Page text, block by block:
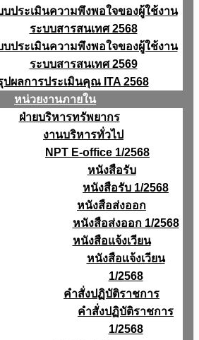
บประเมินความพึงพอใจของผู้ใช้งาน
ระบบสารสนเทศ 2568
บประเมินความพึงพอใจของผู้ใช้งาน
ระบบสารสนเทศ 2569
ปผลการประเมินคุณ ITA 2568
หน่วยงานภายใน
ฝ่ายบริหารทรัพยากร
งานบริหารทั่วไป
NPT E-office 1/2568
หนังสือรับ
หนังสือรับ 1/2568
หนังสือส่งออก
หนังสือส่งออก 1/2568
หนังสือแจ้งเวียน
หนังสือเเจ้งเวียน
1/2568
คำสั่งปฏิบัติราชการ
คำสั่งปฏิบัติราชการ
1/2568